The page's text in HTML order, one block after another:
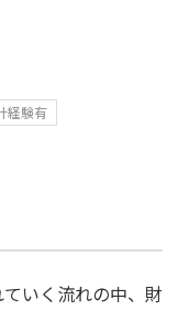
経験有
いく流れの中、財